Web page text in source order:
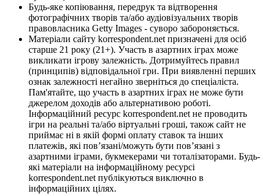
Будь-яке копіювання, передрук та відтворення
фотографічних творів та/або аудіовізуальних творів
правовласника Getty Images - суворо забороняється.
Матеріали сайту korrespondent.net призначені для осіб
старше 21 року (21+). Участь в азартних іграх може
викликати ігрову залежність. Дотримуйтесь правил
(принципів) відповідальної гри. При виявленні перших
ознак залежності негайно зверніться до спеціаліста.
Пам'ятайте, що участь в азартних іграх не може бути
джерелом доходів або альтернативою роботі.
Інформаційний ресурс korrespondent.net не проводить
ігри на реальні та/або віртуальні гроші, також сайт не
приймає ні в якій формі оплату ставок та інших
платежів, які пов’язані/можуть бути пов’язані з
азартними іграми, букмекерами чи тоталізаторами. Будь-
які матеріали на інформаційному ресурсі
korrespondent.net публікуються виключно в
інформаційних цілях.